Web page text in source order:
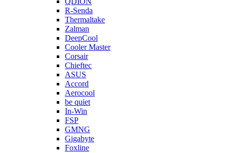
R-Senda
Thermaltake
Zalman
DeepCool
Cooler Master
Corsair
Chieftec
ASUS
Accord
Aerocool
be quiet
In-Win
FSP
GMNG
Gigabyte
Foxline